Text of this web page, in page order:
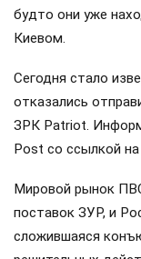
будто они уже
Киевом.
Сегодня стало
отказались
ЗРК Patriot.
Post со ссылкой на
Мировой рынок
поставок ЗУР, и
сложившаяся